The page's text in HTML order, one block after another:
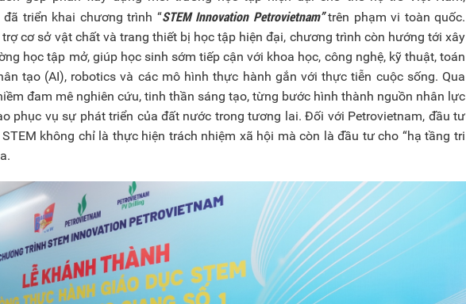
đã triển khai chương trình “STEM Innovation Petrovietnam”trên phạm vi toàn quốc.
cơ sở vật chất và trang thiết bị học tập hiện đại, chương trình còn hướng tới xây
học tập mở, giúp học sinh sớm tiếp cận với khoa học, công nghệ, kỹ thuật, toán
tạo (AI), robotics và các mô hình thực hành gắn với thực tiễn cuộc sống. Qua
đam mê nghiên cứu, tinh thần sáng tạo, từng bước hình thành nguồn nhân lực
phục vụ sự phát triển của đất nước trong tương lai. Đối với Petrovietnam, đầu tư
không chỉ là thực hiện trách nhiệm xã hội mà còn là đầu tư cho “hạ tầng tri